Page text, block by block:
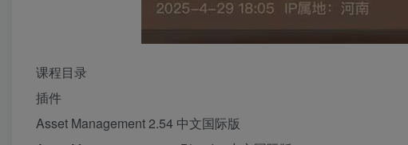
课程目录
插件
Asset Management 2.54 中文国际版